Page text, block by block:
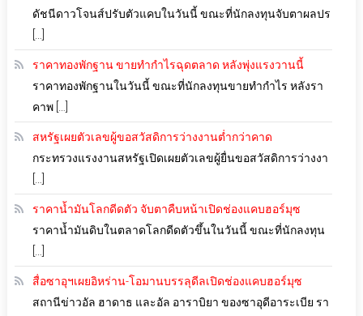
ดัชนีดาวโจนส์ปรับตัวแคบในวันนี้ ขณะที่นักลงทุนจับตาผลปร
ราคาทองพักฐาน ขายทำกำไรฉุดตลาด หลังพุ่งแรงวานนี้
ราคาทองพักฐานในวันนี้ ขณะที่นักลงทุนขายทำกำไร หลังรา
คาพ […]
สหรัฐเผยตัวเลขผู้ขอสวัสดิการว่างงานต่ำกว่าคาด
กระทรวงแรงงานสหรัฐเปิดเผยตัวเลขผู้ยื่นขอสวัสดิการว่างงา
ราคาน้ำมันโลกดีดตัว จับตาคืบหน้าเปิดช่องแคบฮอร์มุซ
ราคาน้ำมันดิบในตลาดโลกดีดตัวขึ้นในวันนี้ ขณะที่นักลงทุน
สื่อซาอุฯเผยอิหร่าน-โอมานบรรลุดีลเปิดช่องแคบฮอร์มุซ
สถานีข่าวอัล ฮาดาธ และอัล อาราบิยา ของซาอุดีอาระเบีย รา